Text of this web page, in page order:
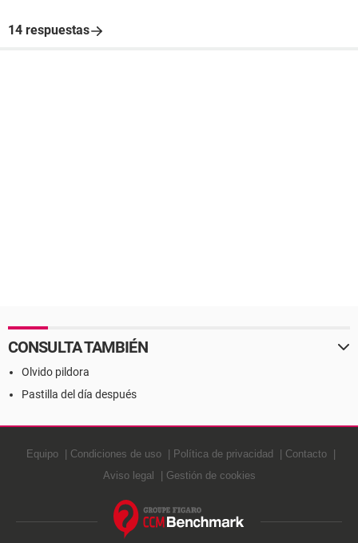
14 respuestas
CONSULTA TAMBIÉN
Olvido pildora
Pastilla del día después
Equipo Condiciones de uso Política de privacidad
Contacto
Aviso legal
Gestión de cookies